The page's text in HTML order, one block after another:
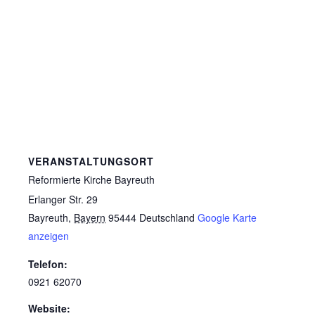
VERANSTALTUNGSORT
Reformierte Kirche Bayreuth
Erlanger Str. 29
Bayreuth, Bayern 95444 Deutschland Google Karte
anzeigen
Telefon:
0921 62070
Website: